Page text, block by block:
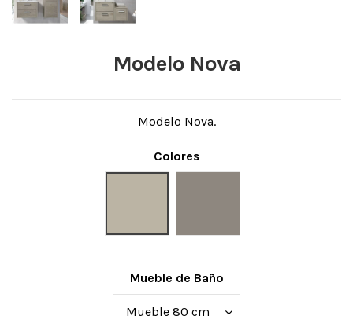
Modelo Nova
Modelo Nova.
Colores
Mueble de Baño